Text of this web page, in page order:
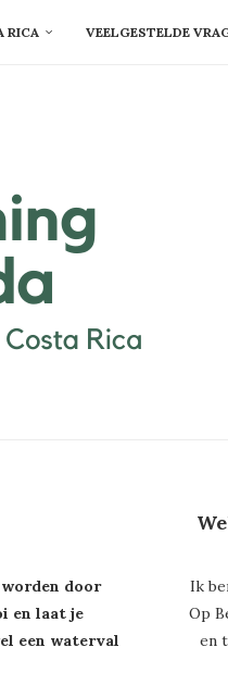
RICA VEELGESTELDE
door
en laat je
een waterval
Ik
Op
en